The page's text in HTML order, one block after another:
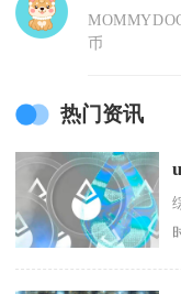
币
热门资讯